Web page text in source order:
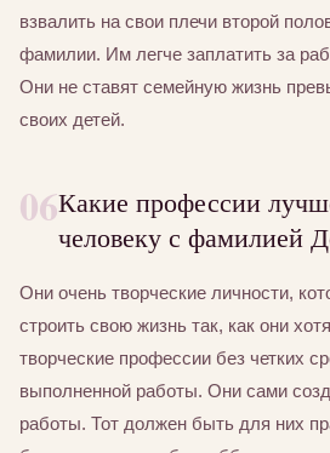
взвалить на свои плечи второй
фамилии. Им легче заплатить за
Они не ставят семейную жизнь
своих детей.
06Какие профессии
человеку с фамилией
Они очень творческие личности,
строить свою жизнь так, как они
творческие профессии без четких
выполненной работы. Они сами
работы. Тот должен быть для них